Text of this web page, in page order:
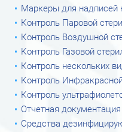
Маркеры для надписей
Контроль Паровой
Контроль Воздушной
Контроль Газовой
Контроль нескольких
Контроль
Контроль
Отчетная документация
Средства